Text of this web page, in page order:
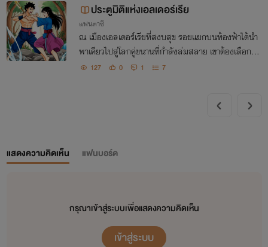
ประตูมิติแห่งเอลเดอร์เรีย
แฟนตาซี
ณ เมืองเอลเดอร์เรียที่สงบสุข รอยแยกบนท้องฟ้าได้นำ
พาเคียวไปสู่โลกคู่ขนานที่กำลังล่มสลาย เขาต้องเลือกระ
หว่างครอบครัวและโลกของเขา กับภารกิจที่ยิ่งใหญ่กว่าชี
127 0 1 7
แสดงความคิดเห็น แฟนบอร์ด
กรุณาเข้าสู่ระบบเพื่อแสดงความคิดเห็น
เข้าสู่ระบบ